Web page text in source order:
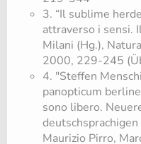
3. “Il sublime
attraverso i sensi.
Milani (Hg.),
2000, 229-245
4. "Steffen
panopticum
sono libero.
Maurizio Pirro,